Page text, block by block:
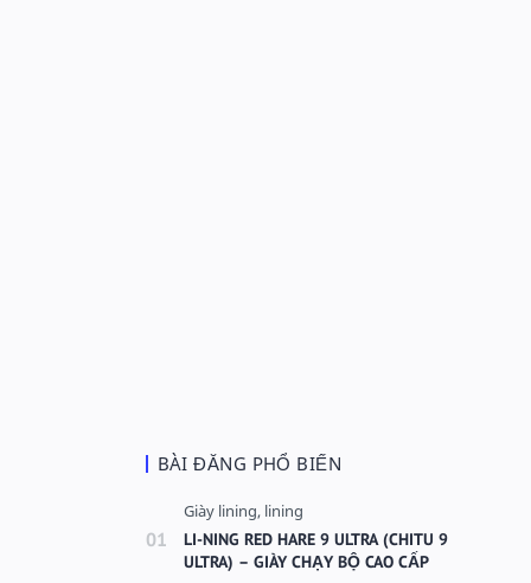
BÀI ĐĂNG PHỔ BIẾN
LI-NING RED HARE 9 ULTRA (CHITU 9
ULTRA) – GIÀY CHẠY BỘ CAO CẤP